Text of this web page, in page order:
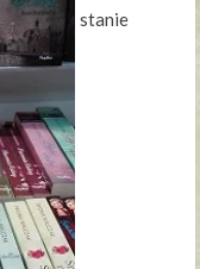
stanie